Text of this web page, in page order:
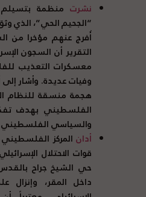
نشرت منظمة بتسيلم
أُفرج عنهم مؤخرا من
التقرير أن السجون
معسكرات التعذيب
وفيات عديدة. وأشار
هجمة منسقة للنظام
الفلسطيني بهدف
والسياسي
أدان المركز
قوات الاحتلال
حي الشيخ جراح
داخل المقر، وإنزال